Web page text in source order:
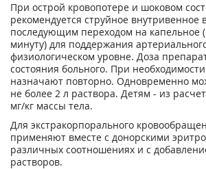
При острой кровопотере и шоковом
рекомендуется струйное внутривенное
последующим переходом на капельное
минуту) для поддержания
физиологическом уровне. Доза
состояния больного. При
назначают повторно. Одновременно
не более 2 л раствора. Детям - из
мг/кг массы тела.
Для экстракорпорального
применяют вместе с донорскими
различных соотношениях и с
растворов.